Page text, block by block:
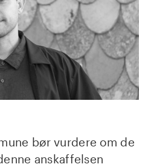
bør vurdere om de
anskaffelsen